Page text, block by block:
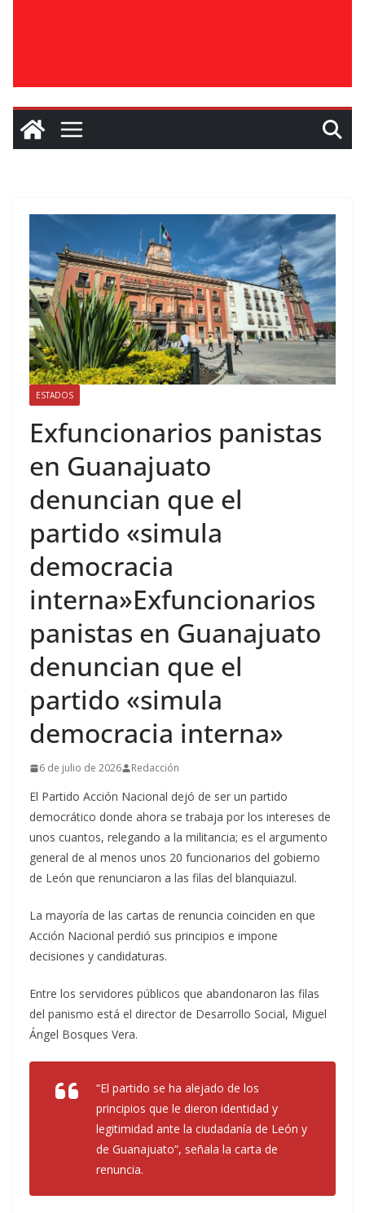
ESTADOS
Exfuncionarios panistas
en Guanajuato
denuncian que el
partido «simula
democracia
interna»Exfuncionarios
panistas en Guanajuato
denuncian que el
partido «simula
democracia interna»
6 de julio de 2026 Redacción
El Partido Acción Nacional dejó de ser un partido
democrático donde ahora se trabaja por los intereses de
unos cuantos, relegando a la militancia; es el argumento
general de al menos unos 20 funcionarios del gobierno
de León que renunciaron a las filas del blanquiazul.
La mayoría de las cartas de renuncia coinciden en que
Acción Nacional perdió sus principios e impone
decisiones y candidaturas.
Entre los servidores públicos que abandonaron las filas
del panismo está el director de Desarrollo Social, Miguel
Ángel Bosques Vera.
“El partido se ha alejado de los
principios que le dieron identidad y
legitimidad ante la ciudadanía de León y
de Guanajuato”, señala la carta de
renuncia.